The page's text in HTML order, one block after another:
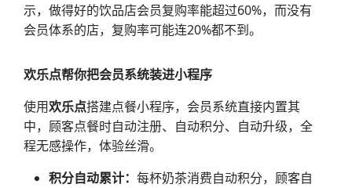
示，做得好的饮品店会员复购率能超过60%，而没有
会员体系的店，复购率可能连20%都不到。
欢乐点帮你把会员系统装进小程序
使用欢乐点搭建点餐小程序，会员系统直接内置其
中，顾客点餐时自动注册、自动积分、自动升级，全
程无感操作，体验丝滑。
积分自动累计： 每杯奶茶消费自动积分，顾客自